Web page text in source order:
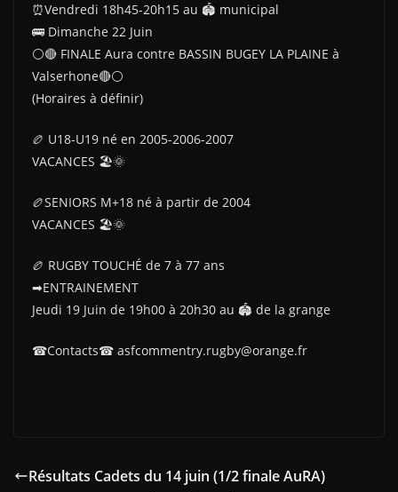
⏰Vendredi 18h45-20h15 au 🏟 municipal
🚌 Dimanche 22 Juin
⚪🔴 FINALE Aura contre BASSIN BUGEY LA PLAINE à
Valserhone🔴⚪
(Horaires à définir)
🏉 U18-U19 né en 2005-2006-2007
VACANCES 🏖🌞
🏉SENIORS M+18 né à partir de 2004
VACANCES 🏖🌞
🏉 RUGBY TOUCHÉ de 7 à 77 ans
➡ENTRAINEMENT
Jeudi 19 Juin de 19h00 à 20h30 au 🏟 de la grange
☎Contacts☎ asfcommentry.rugby@orange.fr
Résultats Cadets du 14 juin (1/2 finale AuRA)